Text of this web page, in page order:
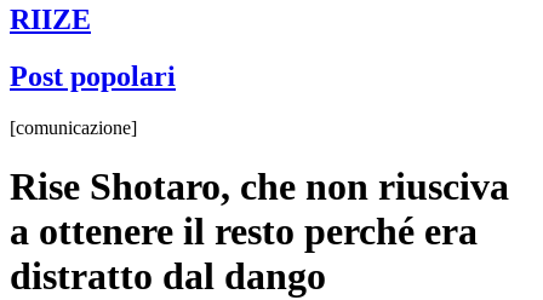
RIIZE
Post popolari
[comunicazione]
Rise Shotaro, che non riusciva
a ottenere il resto perché era
distratto dal dango